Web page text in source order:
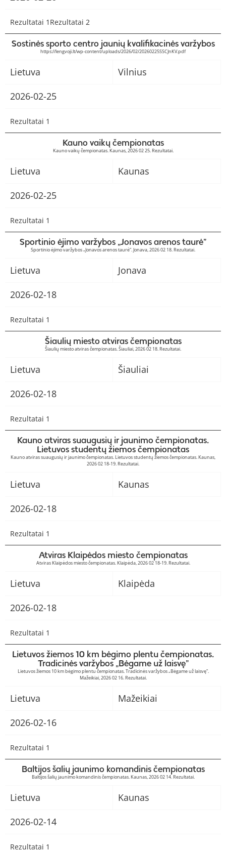
Rezultatai 1 Rezultatai 2
Sostinės sporto centro jaunių kvalifikacinės varžybos
https://lengvoji.lt/wp-content/uploads/2026/02/20260225SSCJnKV.pdf
Lietuva
Vilnius
2026-02-25
Rezultatai 1
Kauno vaikų čempionatas
Kauno vaikų čempionatas. Kaunas, 2026 02 25. Rezultatai.
Lietuva
Kaunas
2026-02-25
Rezultatai 1
Sportinio ėjimo varžybos „Jonavos arenos taurė”
Sportinio ėjimo varžybos „Jonavos arenos taurė”. Jonava, 2026 02 18. Rezultatai.
Lietuva
Jonava
2026-02-18
Rezultatai 1
Šiaulių miesto atviras čempionatas
Šiaulių miesto atviras čempionatas. Šiauliai, 2026 02 18. Rezultatai.
Lietuva
Šiauliai
2026-02-18
Rezultatai 1
Kauno atviras suaugusių ir jaunimo čempionatas.
Lietuvos studentų žiemos čempionatas
Kauno atviras suaugusių ir jaunimo čempionatas. Lietuvos studentų žiemos čempionatas. Kaunas,
2026 02 18-19. Rezultatai.
Lietuva
Kaunas
2026-02-18
Rezultatai 1
Atviras Klaipėdos miesto čempionatas
Atviras Klaipėdos miesto čempionatas. Klaipėda, 2026 02 18-19. Rezultatai.
Lietuva
Klaipėda
2026-02-18
Rezultatai 1
Lietuvos žiemos 10 km bėgimo plentu čempionatas.
Tradicinės varžybos „Bėgame už laisvę”
Lietuvos žiemos 10 km bėgimo plentu čempionatas. Tradicinės varžybos „Bėgame už laisvę”.
Mažeikiai, 2026 02 16. Rezultatai.
Lietuva
Mažeikiai
2026-02-16
Rezultatai 1
Baltijos šalių jaunimo komandinis čempionatas
Baltijos šalių jaunimo komandinis čempionatas. Kaunas, 2026 02 14. Rezultatai.
Lietuva
Kaunas
2026-02-14
Rezultatai 1